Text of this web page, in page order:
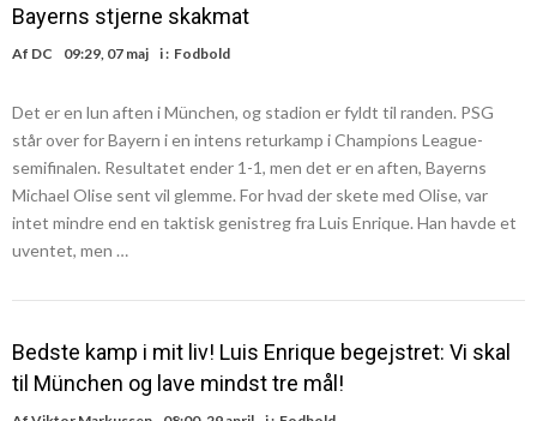
Bayerns stjerne skakmat
Af DC 09:29, 07 maj i : Fodbold
Det er en lun aften i München, og stadion er fyldt til randen. PSG
står over for Bayern i en intens returkamp i Champions League-
semifinalen. Resultatet ender 1-1, men det er en aften, Bayerns
Michael Olise sent vil glemme. For hvad der skete med Olise, var
intet mindre end en taktisk genistreg fra Luis Enrique. Han havde et
uventet, men …
Bedste kamp i mit liv! Luis Enrique begejstret: Vi skal
til München og lave mindst tre mål!